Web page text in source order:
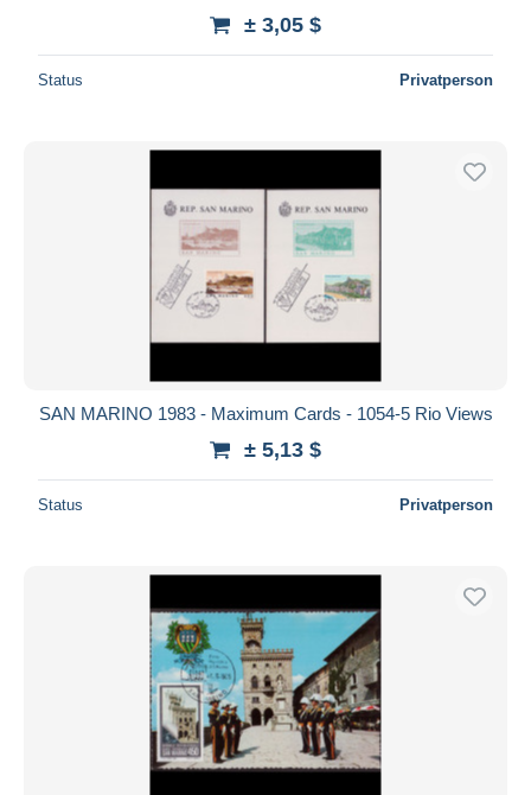
± 3,05 $
Status Privatperson
SAN MARINO 1983 - Maximum Cards - 1054-5 Rio Views
± 5,13 $
Status Privatperson